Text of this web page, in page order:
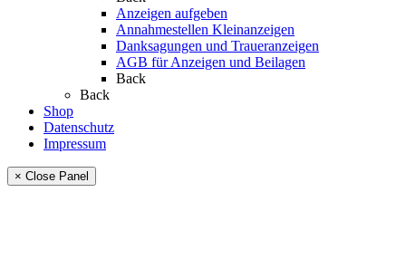
Anzeigen aufgeben
Annahmestellen Kleinanzeigen
Danksagungen und Traueranzeigen
AGB für Anzeigen und Beilagen
Back
Back
Shop
Datenschutz
Impressum
× Close Panel